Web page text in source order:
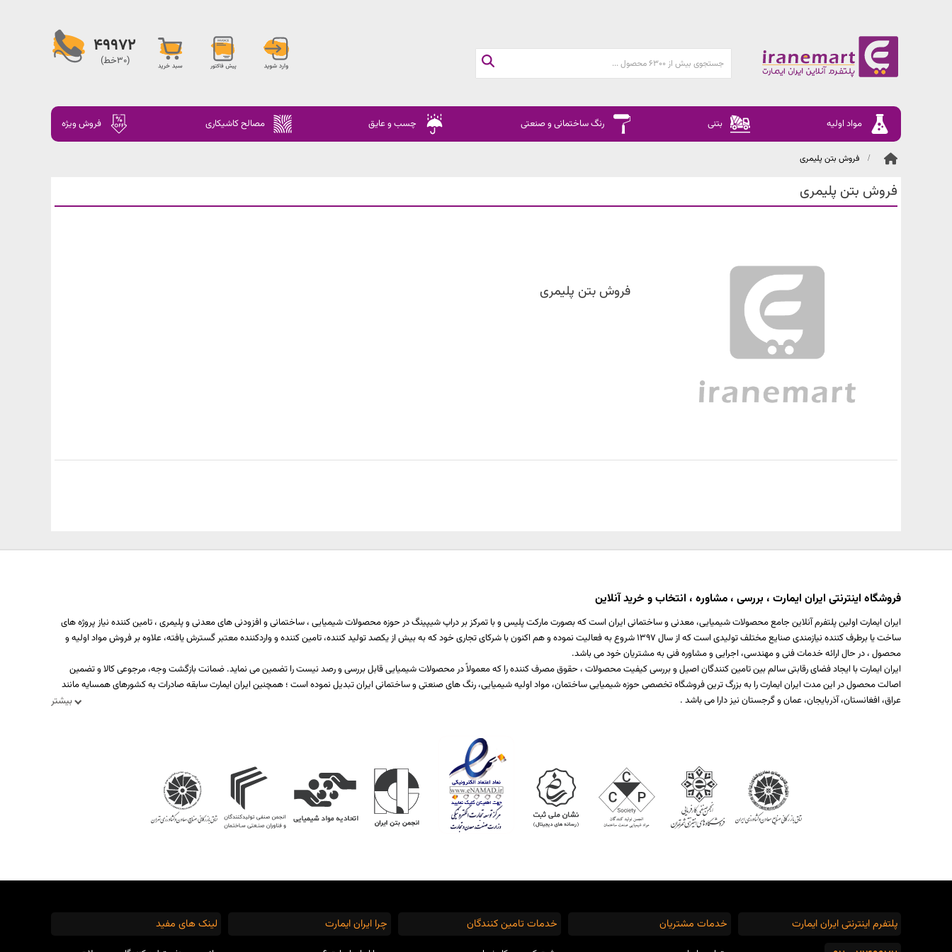
49972
(30خط)
مواد اولیه بتنی رنگ ساختمانی و صنعتی چسب و عایق مصالح کاشیکاری فروش ویژه
فروش بتن پلیمری
فروش بتن پلیمری
فروش بتن پلیمری
فروشگاه اینترنتی ایران ایمارت ، بررسی ، مشاوره ، انتخاب و خرید آنلاین
بیشتر
ایران ایمارت اولین پلتفرم آنلاین جامع محصولات شیمیایی، معدنی و ساختمانی ایران است که بصورت مارکت پلیس و با تمرکز بر دراپ شیپینگ در حوزه محصولات شیمیایی ، ساختمانی و افزودنی های معدنی و پلیمری ، تامین کننده نیاز پروژه های
ساخت یا برطرف کننده نیازمندی صنایع مختلف تولیدی است که از سال 1397 شروع به فعالیت نموده و هم اکنون با شرکای تجاری خود که به بیش از یکصد تولید کننده، تامین کننده و واردکننده معتبر گسترش یافته، علاوه بر فروش مواد اولیه و
محصول ، در حال ارائه خدمات فنی و مهندسی، اجرایی و مشاوره فنی به مشتریان خود می باشد.
ایران ایمارت با ایجاد فضای رقابتی سالم بین تامین کنندگان اصیل و بررسی کیفیت محصولات ، حقوق مصرف کننده را که معمولاً در محصولات شیمیایی قابل بررسی و رصد نیست را تضمین می نماید. ضمانت بازگشت وجه، مرجوعی کالا و تضمین
اصالت محصول در این مدت ایران ایمارت را به بزرگ ترین فروشگاه تخصصی حوزه شیمیایی ساختمان، مواد اولیه شیمیایی، رنگ های صنعتی و ساختمانی ایران تبدیل نموده است ؛ همچنین ایران ایمارت سابقه صادرات به کشورهای همسایه مانند
عراق، افغانستان، آذربایجان، عمان و گرجستان نیز دارا می باشد .
پلتفرم اینترنتی ایران ایمارت خدمات مشتریان خدمات تامین کنندگان چرا ایران ایمارت لینک های مفید